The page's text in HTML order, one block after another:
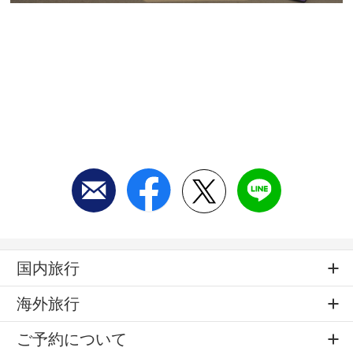
国内旅行
海外旅行
ご予約について